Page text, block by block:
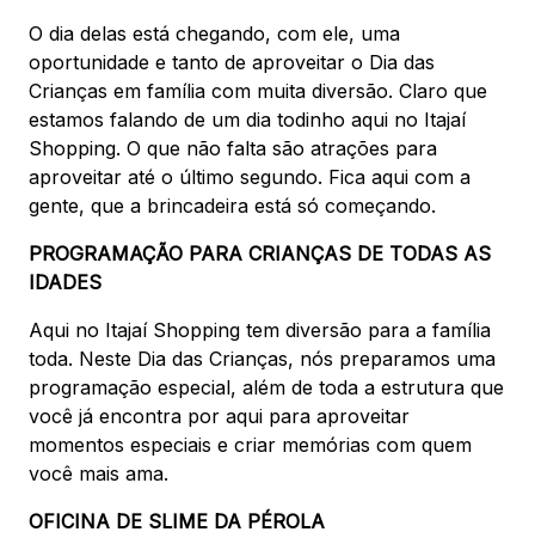
Comodidades Eventos Cinema
Vitrine virtual
O dia delas está chegando, com ele, uma
oportunidade e tanto de aproveitar o Dia das
Crianças em família com muita diversão. Claro que
estamos falando de um dia todinho aqui no Itajaí
Shopping. O que não falta são atrações para
aproveitar até o último segundo. Fica aqui com a
gente, que a brincadeira está só começando.
PROGRAMAÇÃO PARA CRIANÇAS DE TODAS AS
IDADES
Aqui no Itajaí Shopping tem diversão para a família
toda. Neste Dia das Crianças, nós preparamos uma
programação especial, além de toda a estrutura que
você já encontra por aqui para aproveitar
momentos especiais e criar memórias com quem
você mais ama.
OFICINA DE SLIME DA PÉROLA